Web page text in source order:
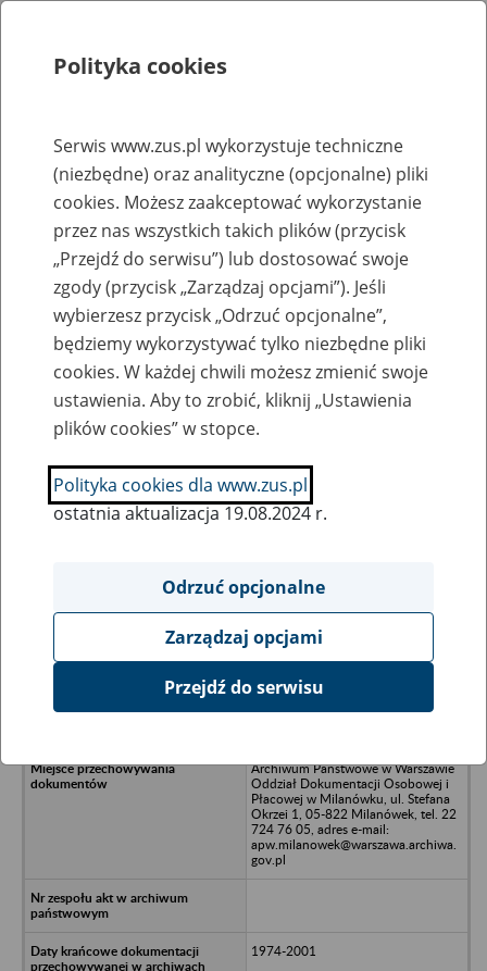
Rejestry, ewidencje i archiwa
Baza zlikwidowanych lub
przekształconych zakładów pracy
Nazwa zakładu pracy:
SZUKAJ
Ukryj wszystkie pozycje bazy
Spółdzielnia Kółek Rolniczych w
Archiwum Państwowe w Warszawie
Oddział Dokumentacji Osobowej i
Płacowej w Milanówku, ul. Stefana
Okrzei 1, 05-822 Milanówek, tel. 22
724 76 05, adres e-mail:
apw.milanowek@warszawa.archiwa.
gov.pl
1974-2001
Polityka cookies
Serwis www.zus.pl wykorzystuje techniczne
(niezbędne) oraz analityczne (opcjonalne) pliki
cookies. Możesz zaakceptować wykorzystanie
przez nas wszystkich takich plików (przycisk
„Przejdź do serwisu”) lub dostosować swoje
zgody (przycisk „Zarządzaj opcjami”). Jeśli
wybierzesz przycisk „Odrzuć opcjonalne”,
będziemy wykorzystywać tylko niezbędne pliki
cookies. W każdej chwili możesz zmienić swoje
ustawienia. Aby to zrobić, kliknij „Ustawienia
plików cookies” w stopce.
Polityka cookies dla www.zus.pl
ostatnia aktualizacja 19.08.2024 r.
Odrzuć opcjonalne
Zarządzaj opcjami
Przejdź do serwisu